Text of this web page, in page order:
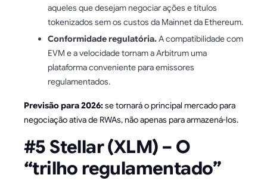
aqueles que desejam negociar ações e títulos
tokenizados sem os custos da Mainnet da Ethereum.
Conformidade regulatória.A compatibilidade com
EVM e a velocidade tornam a Arbitrum uma
plataforma conveniente para emissores
regulamentados.
Previsão para 2026:se tornará o principal mercado para
negociação ativa de RWAs, não apenas para armazená-los.
#5 Stellar (XLM) – O
“trilho regulamentado”